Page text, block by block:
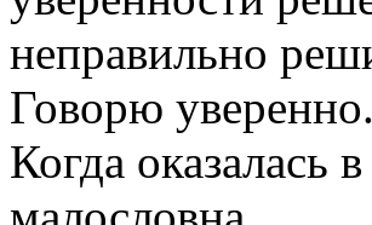
неправильно
Говорю
Когда оказалась